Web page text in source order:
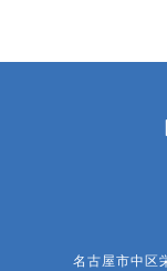
名古屋市中区